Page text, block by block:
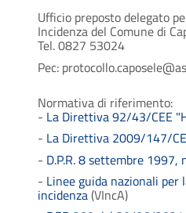
Ufficio preposto delegato
Incidenza del Comune di
Tel. 0827 53024
Pec:
Normativa di riferimento:
- La Direttiva 92/43/CEE
- La Direttiva 2009/147/
- D.P.R. 8 settembre 1997,
- Linee guida nazionali per
incidenza(VIncA)